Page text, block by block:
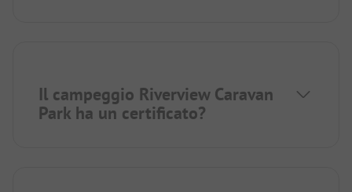
Il campeggio Riverview Caravan
Park ha un certificato?